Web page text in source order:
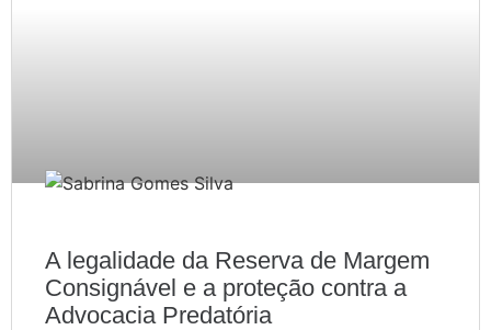
A legalidade da Reserva de Margem
Consignável e a proteção contra a
Advocacia Predatória